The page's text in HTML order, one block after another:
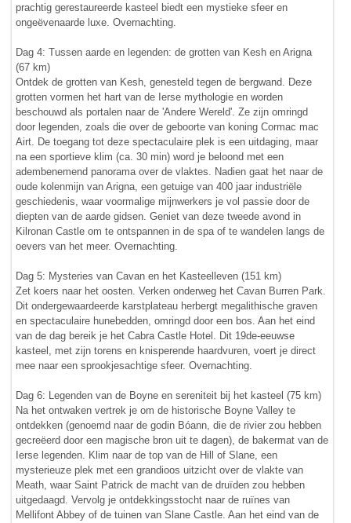
prachtig gerestaureerde kasteel biedt een mystieke sfeer en
ongeëvenaarde luxe. Overnachting.
Dag 4: Tussen aarde en legenden: de grotten van Kesh en Arigna
(67 km)
Ontdek de grotten van Kesh, genesteld tegen de bergwand. Deze
grotten vormen het hart van de Ierse mythologie en worden
beschouwd als portalen naar de 'Andere Wereld'. Ze zijn omringd
door legenden, zoals die over de geboorte van koning Cormac mac
Airt. De toegang tot deze spectaculaire plek is een uitdaging, maar
na een sportieve klim (ca. 30 min) word je beloond met een
adembenemend panorama over de vlaktes. Nadien gaat het naar de
oude kolenmijn van Arigna, een getuige van 400 jaar industriële
geschiedenis, waar voormalige mijnwerkers je vol passie door de
diepten van de aarde gidsen. Geniet van deze tweede avond in
Kilronan Castle om te ontspannen in de spa of te wandelen langs de
oevers van het meer. Overnachting.
Dag 5: Mysteries van Cavan en het Kasteelleven (151 km)
Zet koers naar het oosten. Verken onderweg het Cavan Burren Park.
Dit ondergewaardeerde karstplateau herbergt megalithische graven
en spectaculaire hunebedden, omringd door een bos. Aan het eind
van de dag bereik je het Cabra Castle Hotel. Dit 19de-eeuwse
kasteel, met zijn torens en knisperende haardvuren, voert je direct
mee naar een sprookjesachtige sfeer. Overnachting.
Dag 6: Legenden van de Boyne en sereniteit bij het kasteel (75 km)
Na het ontwaken vertrek je om de historische Boyne Valley te
ontdekken (genoemd naar de godin Bóann, die de rivier zou hebben
gecreëerd door een magische bron uit te dagen), de bakermat van de
Ierse legenden. Klim naar de top van de Hill of Slane, een
mysterieuze plek met een grandioos uitzicht over de vlakte van
Meath, waar Saint Patrick de macht van de druïden zou hebben
uitgedaagd. Vervolg je ontdekkingsstocht naar de ruïnes van
Mellifont Abbey of de tuinen van Slane Castle. Aan het eind van de